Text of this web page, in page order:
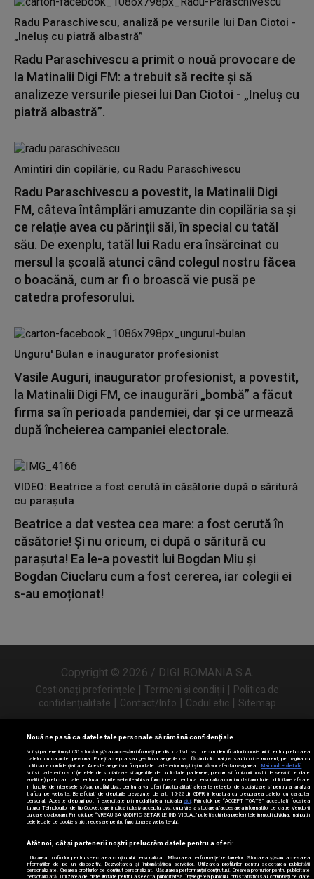
Radu Paraschivescu, analiză pe versurile lui Dan Ciotoi -
„Ineluș cu piatră albastră”
Radu Paraschivescu a primit o nouă provocare de
la Matinalii Digi FM: a trebuit să recite și să
analizeze versurile piesei lui Dan Ciotoi - „Ineluș cu
piatră albastră”.
Amintiri din copilărie, cu Radu Paraschivescu
Radu Paraschivescu a povestit, la Matinalii Digi
FM, câteva întâmplări amuzante din copilăria sa și
ce relație avea cu părinții săi, în special cu tatăl
său. De exenplu, tatăl lui Radu era însărcinat cu
mersul la școală atunci când colegul nostru făcea
o boacănă, cum ar fi o broască vie pusă pe
catedra profesorului.
Unguru' Bulan e inaugurator profesionist
Vasile Auguri, inaugurator profesionist, a povestit,
la Matinalii Digi FM, ce inaugurări „bombă” a făcut
firma sa în perioada pandemiei, dar și ce urmează
după încheierea campaniei electorale.
VIDEO: Beatrice a fost cerută în căsătorie după o săritură
cu parașuta
Beatrice a dat vestea cea mare: a fost cerută în
căsătorie! Și nu oricum, ci după o săritură cu
parașuta! Ea le-a povestit lui Bogdan Miu și
Bogdan Ciuclaru cum a fost cererea, iar colegii ei
s-au emoționat!
Copyright © 2026 / DIGI ROMANIA S.A.
Gestionați preferințele | Termeni și condiții | Politica de
confidențialitate | Contact/Info | Codul etic | Sitemap
Urmărește-ne și pe
Nouă ne pasă ca datele tale personale să rămână confidențiale
Noi și partenerii noștri31 stocăm și/sau accesăm informații pe dispozitivul dvs., precum identificatorii cookie unici pentru prelucrarea
datelor cu caracter personal. Puteți accepta sau gestiona alegerile dvs. făcând clic mai jos sau în orice moment, pe pagina cu
politica de confidențialitate. Aceste alegeri vor fi raportate partenerilor noștri și nu vă vor afecta navigarea.
Mai multe detalii
Noi si partenerii nostri (retelele de socializare si agentiile de publicitate partenere, precum si furnizorii nostri de servicii de date
analitice) prelucram date pentru a permite website-ului sa functioneze, pentru a personaliza continutul si anunturile publicitare afisate
in functie de interesele si/sau profilul dvs., pentru a va oferi functionalitati aferente retelelor de socializare si pentru a analiza
traficul pe website. Beneficiati de drepturile prevazute de art. 15-22 din GDPR in legatura cu prelucrarea datelor cu caracter
personal. Aceste drepturi pot fi exercitate prin modalitatea indicata aici. Prin click pe “ACCEPT TOATE”, acceptati folosirea
tuturor Tehnologiilor de tip Cookie, care implica inclusiv acceptul dvs. cu privire la stocarea/accesarea informatiilor de catre Vendor-ii
cu care colaboram. Prin click pe “VREAU SA MODIFIC SETARILE INDIVIDUAL” puteti schimba preferintele in mod individual, mai putin
cele legate de cookie strict necesare pentru functionarea website-ului.
Atât noi, cât și partenerii noștri prelucrăm datele pentru a oferi:
Utilizarea profilurilor pentru selectarea conținutului personalizat. Măsurarea performanței reclamelor. Stocarea și/sau accesarea
informațiilor de pe un dispozitiv. Dezvoltarea și îmbunătățirea serviciilor. Utilizarea profilurilor pentru selectarea publicității
personalizate. Crearea profilurilor de conținut personalizat. Măsurarea performanței conținutului. Crearea profilurilor pentru publicitate
personalizată. Utilizarea de date limitate pentru a selecta publicitatea. Înțelegerea publicului prin statistici sau combinații de date